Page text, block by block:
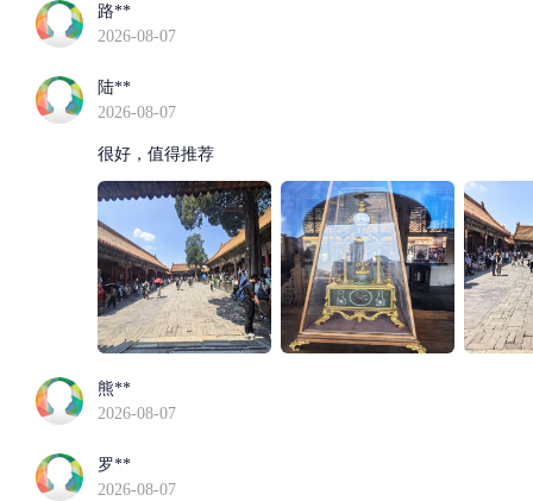
路**
2026-08-07
陆**
2026-08-07
很好，值得推荐
熊**
2026-08-07
罗**
2026-08-07